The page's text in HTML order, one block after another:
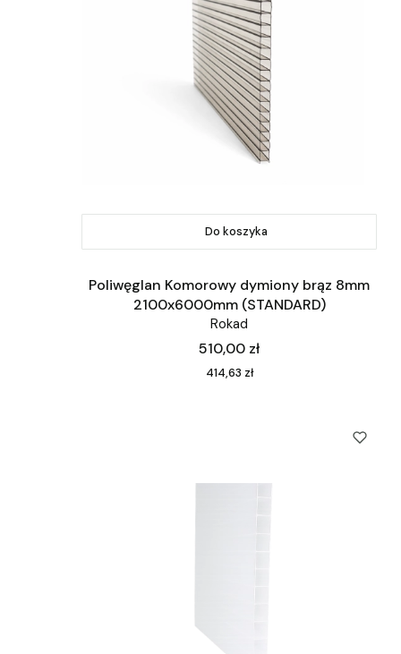
Do koszyka
Poliwęglan Komorowy dymiony brąz 8mm
2100x6000mm (STANDARD)
Rokad
Cena
510,00 zł
Cena
414,63 zł